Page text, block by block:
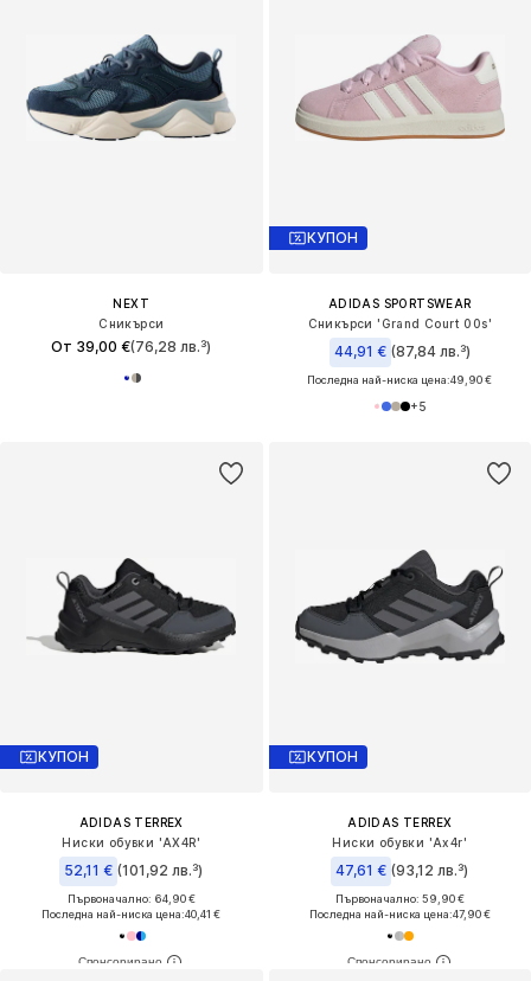
NEXT
Сникърси
От 39,00 €(76,28 лв.³)
КУПОН
ADIDAS SPORTSWEAR
Сникърси 'Grand Court 00s'
44,91 € (87,84 лв.³)
Последна най-ниска цена:49,90 €
+5
КУПОН
ADIDAS TERREX
Ниски обувки 'AX4R'
52,11 € (101,92 лв.³)
Първоначално: 64,90 €
Последна най-ниска цена:40,41 €
КУПОН
ADIDAS TERREX
Ниски обувки 'Ax4r'
47,61 € (93,12 лв.³)
Първоначално: 59,90 €
Последна най-ниска цена:47,90 €